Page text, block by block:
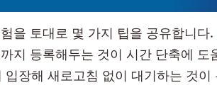
을 토대로 몇 가지 팁을 공유합니다
지 등록해두는 것이 시간 단축에 도
장해 새로고침 없이 대기하는 것이